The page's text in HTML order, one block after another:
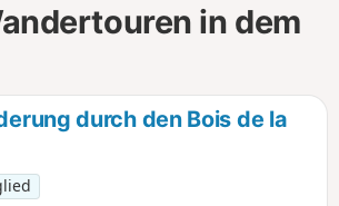
in dem
durch den Bois de la